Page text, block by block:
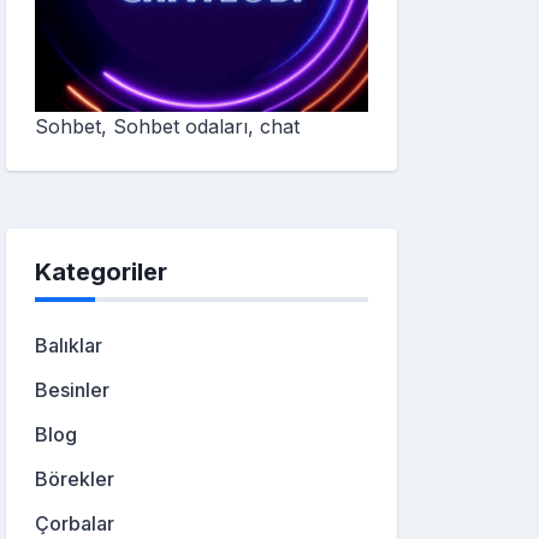
Sohbet, Sohbet odaları, chat
Kategoriler
Balıklar
Besinler
Blog
Börekler
Çorbalar